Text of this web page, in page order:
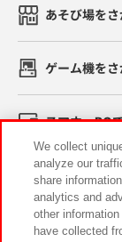
あそび場をさ
ゲーム機をさ
スマホ・PC
イベント・キ
We collect
analyze our
share
analytics and
other
have collected